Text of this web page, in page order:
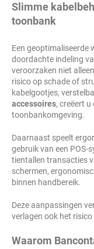
Slimme
toonbank
Een geoptimaliseerde
doordachte indeling
veroorzaken niet
risico op schade of
kabelgootjes,
accessoires, creëert u
toonbankomgeving.
Daarnaast speelt
gebruik van een POS-
tientallen transacties
schermen,
binnen handbereik.
Deze aanpassingen
verlagen ook het
Waarom